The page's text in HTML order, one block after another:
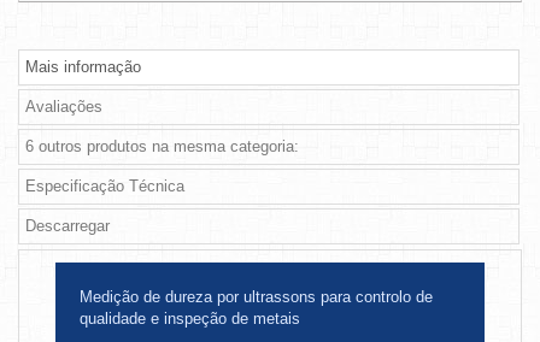
Mais informação
Avaliações
6 outros produtos na mesma categoria:
Especificação Técnica
Descarregar
Medição de dureza por ultrassons para controlo de
qualidade e inspeção de metais